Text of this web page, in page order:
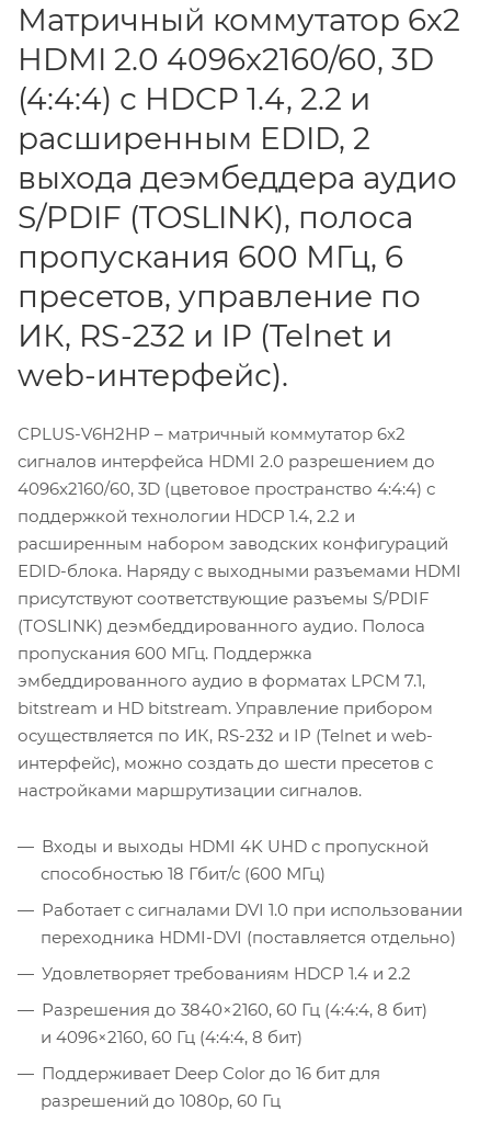
Матричный коммутатор 6х2
HDMI 2.0 4096x2160/60, 3D
(4:4:4) с HDCP 1.4, 2.2 и
расширенным EDID, 2
выхода деэмбеддера аудио
S/PDIF (TOSLINK), полоса
пропускания 600 МГц, 6
пресетов, управление по
ИК, RS-232 и IP (Telnet и
web-интерфейс).
CPLUS-V6H2HP – матричный коммутатор 6х2
сигналов интерфейса HDMI 2.0 разрешением до
4096x2160/60, 3D (цветовое пространство 4:4:4) с
поддержкой технологии HDCP 1.4, 2.2 и
расширенным набором заводских конфигураций
EDID-блока. Наряду с выходными разъемами HDMI
присутствуют соответствующие разъемы S/PDIF
(TOSLINK) деэмбеддированного аудио. Полоса
пропускания 600 МГц. Поддержка
эмбеддированного аудио в форматах LPCM 7.1,
bitstream и HD bitstream. Управление прибором
осуществляется по ИК, RS-232 и IP (Telnet и web-
интерфейс), можно создать до шести пресетов с
настройками маршрутизации сигналов.
Входы и выходы HDMI 4K UHD с пропускной
способностью 18 Гбит/с (600 МГц)
Работает с сигналами DVI 1.0 при использовании
переходника HDMI-DVI (поставляется отдельно)
Удовлетворяет требованиям HDCP 1.4 и 2.2
Разрешения до 3840×2160, 60 Гц (4:4:4, 8 бит)
и 4096×2160, 60 Гц (4:4:4, 8 бит)
Поддерживает Deep Color до 16 бит для
разрешений до 1080p, 60 Гц